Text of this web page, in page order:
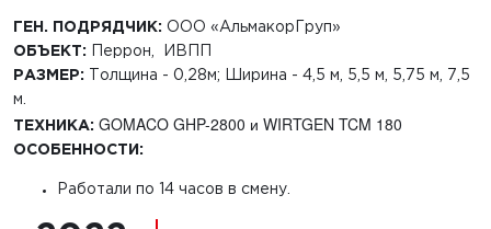
ГЕН. ПОДРЯДЧИК: ООО «АльмакорГруп»
ОБЪЕКТ: Перрон, ИВПП
РАЗМЕР:
Толщина - 0,28м; Ширина - 4,5 м, 5,5 м, 5,75 м, 7,5
м.
ТЕХНИКА: GOMACO GHP-2800 и WIRTGEN TCM 180
ОСОБЕННОСТИ:
Работали по 14 часов в смену.